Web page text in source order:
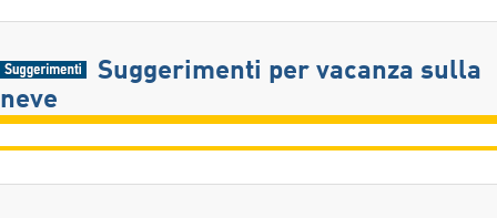
Suggerimenti per vacanza sulla
neve